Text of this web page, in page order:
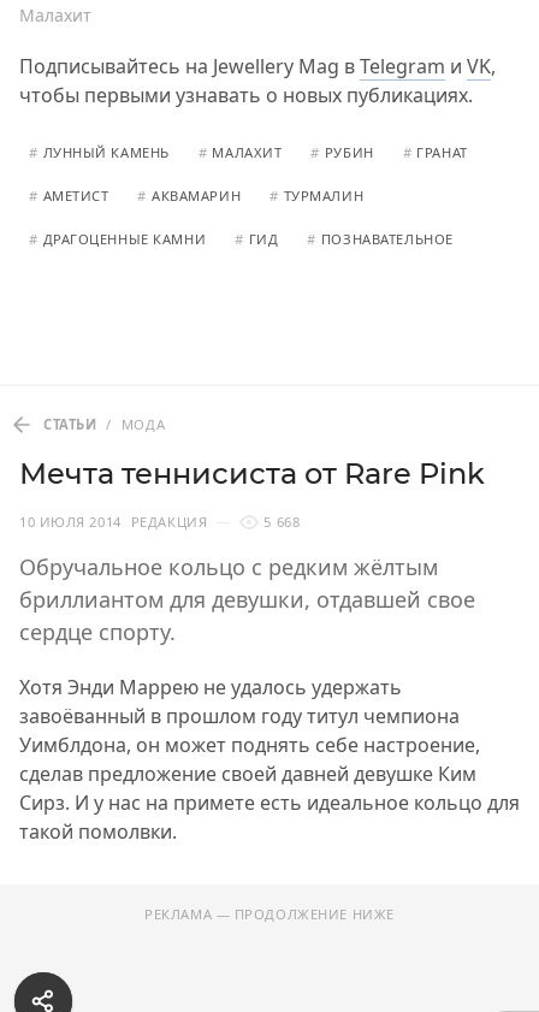
Малахит
Подписывайтесь на Jewellery Mag вTelegram и VK,
чтобы первыми узнавать о новых публикациях.
# ЛУННЫЙ КАМЕНЬ # МАЛАХИТ # РУБИН # ГРАНАТ
# АМЕТИСТ # АКВАМАРИН # ТУРМАЛИН
# ДРАГОЦЕННЫЕ КАМНИ # ГИД # ПОЗНАВАТЕЛЬНОЕ
СТАТЬИ / МОДА
Мечта теннисиста от Rare Pink
10 ИЮЛЯ 2014 РЕДАКЦИЯ 5 668
Обручальное кольцо с редким жёлтым
бриллиантом для девушки, отдавшей свое
сердце спорту.
Хотя Энди Маррею не удалось удержать
завоёванный в прошлом году титул чемпиона
Уимблдона, он может поднять себе настроение,
сделав предложение своей давней девушке Ким
Сирз. И у нас на примете есть идеальное кольцо для
такой помолвки.
РЕКЛАМА — ПРОДОЛЖЕНИЕ НИЖЕ